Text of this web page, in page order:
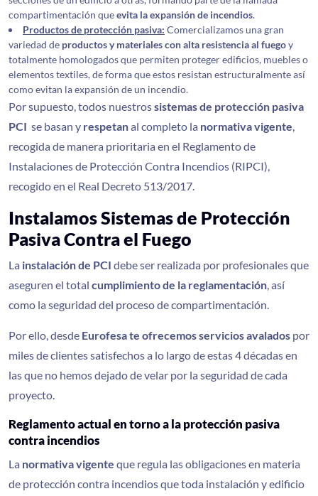
compartimentación queevita la expansión de incendios.
Productos de protección pasiva: Comercializamos una gran
variedad de productos y materiales con alta resistencia al fuegoy
totalmente homologados que permiten proteger edificios, muebles o
elementos textiles, de forma que estos resistan estructuralmente así
como evitan la expansión de un incendio.
Por supuesto, todos nuestrossistemas de protección pasiva
PCI se basan y respetanal completo la normativa vigente,
recogida de manera prioritaria en el Reglamento de
Instalaciones de Protección Contra Incendios (RIPCI),
recogido en el Real Decreto 513/2017.
Instalamos Sistemas de Protección
Pasiva Contra el Fuego
La instalación de PCI debe ser realizada por profesionales que
aseguren el total cumplimiento de la reglamentación, así
como la seguridad del proceso de compartimentación.
Por ello, desde Eurofesa te ofrecemosservicios avalados por
miles de clientes satisfechos a lo largo de estas 4 décadas en
las que no hemos dejado de velar por la seguridad de cada
proyecto.
Reglamento actual en torno a la protección pasiva
contra incendios
La normativa vigente que regula las obligaciones en materia
de protección contra incendios que toda instalación y edificio